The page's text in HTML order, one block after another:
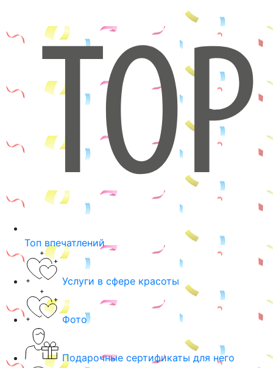
Топ впечатлений
Услуги в сфере красоты
Фото
Подарочные сертификаты для него